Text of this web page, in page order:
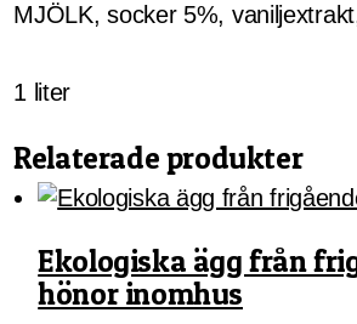
MJÖLK, socker 5%,
1 liter
Relaterade produkter
Ekologiska ägg från
hönor inomhus